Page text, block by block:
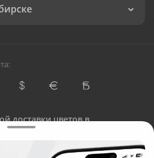
доставки цветов в